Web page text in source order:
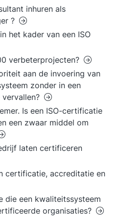
inhuren als
?
het kader van een ISO
verbeterprojecten?
aan de invoering van
zonder in een
Is een ISO-certificatie
een zwaar middel om
laten certificeren
certificatie, accreditatie en
die een kwaliteitssysteem
organisaties?